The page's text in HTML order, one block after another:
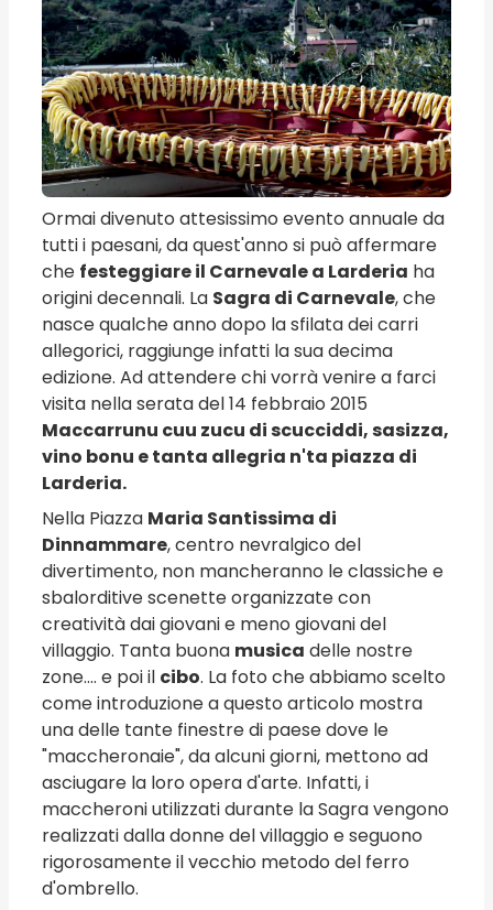
Ormai divenuto attesissimo evento annuale da
tutti i paesani, da quest'anno si può affermare
che festeggiare il Carnevale a Larderia ha
origini decennali. La Sagra di Carnevale, che
nasce qualche anno dopo la sfilata dei carri
allegorici, raggiunge infatti la sua decima
edizione. Ad attendere chi vorrà venire a farci
visita nella serata del 14 febbraio 2015
Maccarrunu cuu zucu di scucciddi, sasizza,
vino bonu e tanta allegria n'ta piazza di
Larderia.
Nella Piazza Maria Santissima di
Dinnammare, centro nevralgico del
divertimento, non mancheranno le classiche e
sbalorditive scenette organizzate con
creatività dai giovani e meno giovani del
villaggio. Tanta buona musica delle nostre
zone.... e poi il cibo. La foto che abbiamo scelto
come introduzione a questo articolo mostra
una delle tante finestre di paese dove le
"maccheronaie", da alcuni giorni, mettono ad
asciugare la loro opera d'arte. Infatti, i
maccheroni utilizzati durante la Sagra vengono
realizzati dalla donne del villaggio e seguono
rigorosamente il vecchio metodo del ferro
d'ombrello.